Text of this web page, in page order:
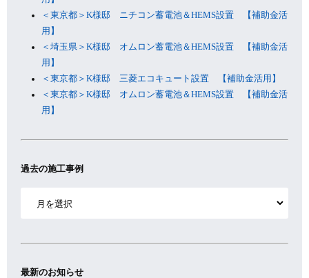
＜東京都＞K様邸 ニチコン蓄電池＆HEMS設置 【補助金活
用】
＜埼玉県＞K様邸 オムロン蓄電池＆HEMS設置 【補助金活
用】
＜東京都＞K様邸 三菱エコキュート設置 【補助金活用】
＜東京都＞K様邸 オムロン蓄電池＆HEMS設置 【補助金活
用】
過去の施工事例
最新のお知らせ